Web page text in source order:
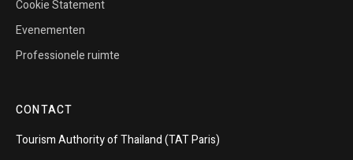
Cookie Statement
Evenementen
Professionele ruimte
CONTACT
TourismAuthority ofThailand(TAT Paris)